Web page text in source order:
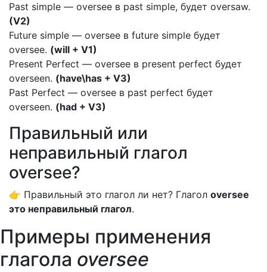
Past simple — oversee в past simple, будет oversaw.
(V2)
Future simple — oversee в future simple будет
oversee. (will + V1)
Present Perfect — oversee в present perfect будет
overseen. (have\has + V3)
Past Perfect — oversee в past perfect будет
overseen. (had + V3)
Правильный или
неправильный глагол
oversee?
👉 Правильный это глагол ли нет? Глагол oversee
это неправильный глагол.
Примеры применения
глагола oversee